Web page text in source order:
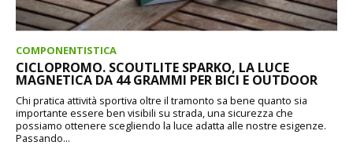
COMPONENTISTICA
CICLOPROMO. SCOUTLITE SPARKO, LA LUCE
MAGNETICA DA 44 GRAMMI PER BICI E OUTDOOR
Chi pratica attività sportiva oltre il tramonto sa bene quanto sia
importante essere ben visibili su strada, una sicurezza che
possiamo ottenere scegliendo la luce adatta alle nostre esigenze.
Passando...